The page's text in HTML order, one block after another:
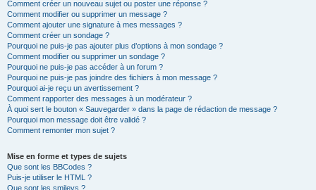
Comment créer un nouveau sujet ou poster une réponse ?
Comment modifier ou supprimer un message ?
Comment ajouter une signature à mes messages ?
Comment créer un sondage ?
Pourquoi ne puis-je pas ajouter plus d’options à mon sondage ?
Comment modifier ou supprimer un sondage ?
Pourquoi ne puis-je pas accéder à un forum ?
Pourquoi ne puis-je pas joindre des fichiers à mon message ?
Pourquoi ai-je reçu un avertissement ?
Comment rapporter des messages à un modérateur ?
À quoi sert le bouton « Sauvegarder » dans la page de rédaction de message ?
Pourquoi mon message doit être validé ?
Comment remonter mon sujet ?
Mise en forme et types de sujets
Que sont les BBCodes ?
Puis-je utiliser le HTML ?
Que sont les smileys ?